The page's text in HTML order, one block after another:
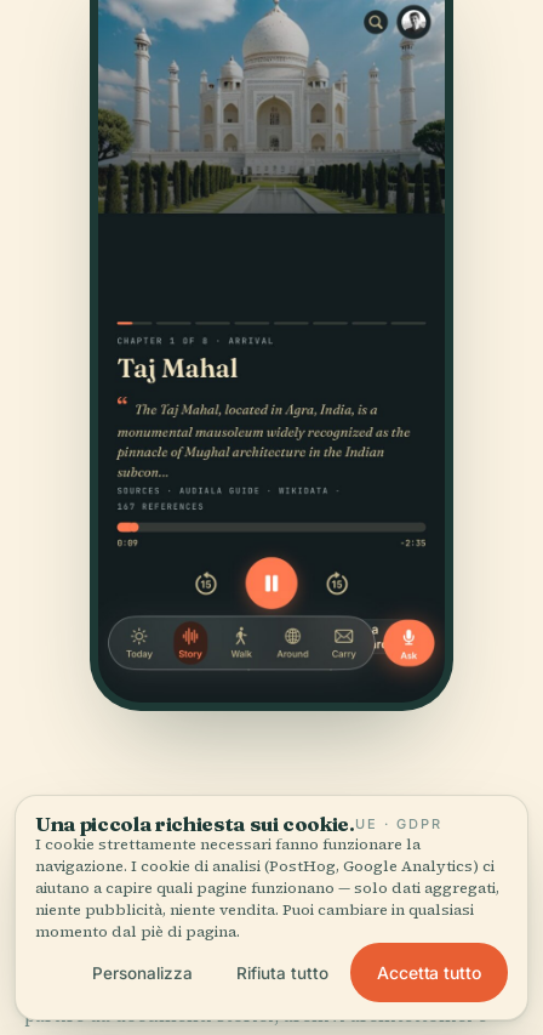
FONTI
Verificato,e mostrato.
Ricercata e scritta dal team editoriale di Audiala a
partire da documenti storici, archivi architettonici e
Una piccola richiesta sui cookie.UE · GDPR
I cookie strettamente necessari fanno funzionare la
navigazione. I cookie di analisi (PostHog, Google Analytics) ci
aiutano a capire quali pagine funzionano — solo dati aggregati,
niente pubblicità, niente vendita. Puoi cambiare in qualsiasi
momento dal piè di pagina.
Personalizza Rifiuta tutto Accetta tutto